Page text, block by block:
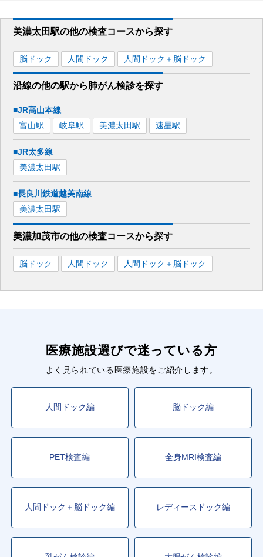
美濃太田駅の他の検査コースから探す
脳ドック 人間ドック 人間ドック＋脳ドック
沿線の他の駅から肺がん検診を探す
■JR高山本線
富山駅 岐阜駅 美濃太田駅 速星駅
■JR太多線
美濃太田駅
■長良川鉄道越美南線
美濃太田駅
美濃加茂市の他の検査コースから探す
脳ドック 人間ドック 人間ドック＋脳ドック
医療施設選びで迷っている方
よく見られている医療施設をご紹介します。
人間ドック編 脳ドック編
PET検査編 全身MRI検査編
人間ドック＋脳ドック編 レディースドック編